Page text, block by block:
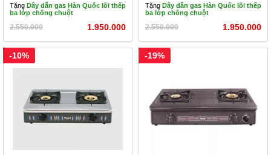
Tặng Dây dẫn gas Hàn Quốc lõi thếp
ba lớp chống chuột
2.550.000 1.950.000
Tặng Dây dẫn gas Hàn Quốc lõi thếp
ba lớp chống chuột
2.550.000 1.950.000
-10% -19%